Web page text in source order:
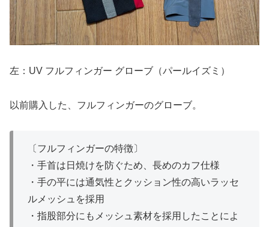
左：UV フルフィンガー グローブ（パールイズミ）
以前購入した、フルフィンガーのグローブ。
〔フルフィンガーの特徴〕
・手首は日焼けを防ぐため、長めのカフ仕様
・手の平には通気性とクッション性の高いラッセ
ルメッシュを採用
・指股部分にもメッシュ素材を採用したことによ